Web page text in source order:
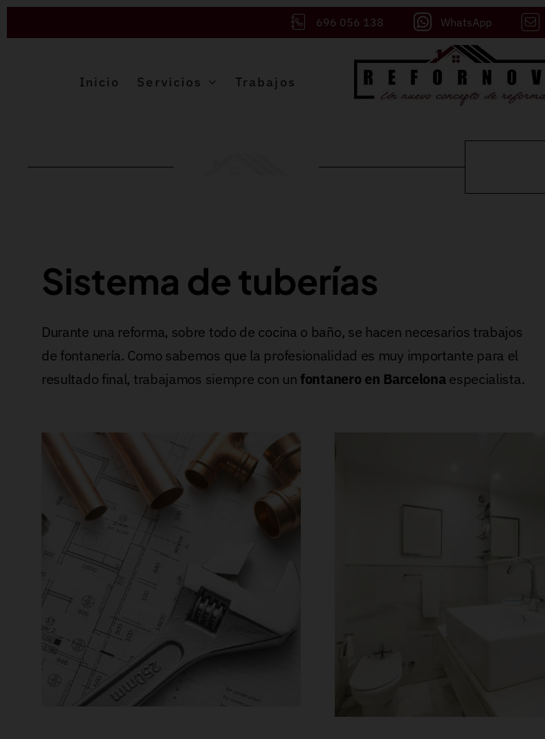
Saltar
696 056 138 WhatsApp
Inicio Servicios Trabajos
Sistema de tuberías
Durante una reforma, sobre todo de cocina o baño, se hacen necesarios trabajos
de fontanería. Como sabemos que la profesionalidad es muy importante para el
resultado final, trabajamos siempre con unfontanero en Barcelonaespecialista.